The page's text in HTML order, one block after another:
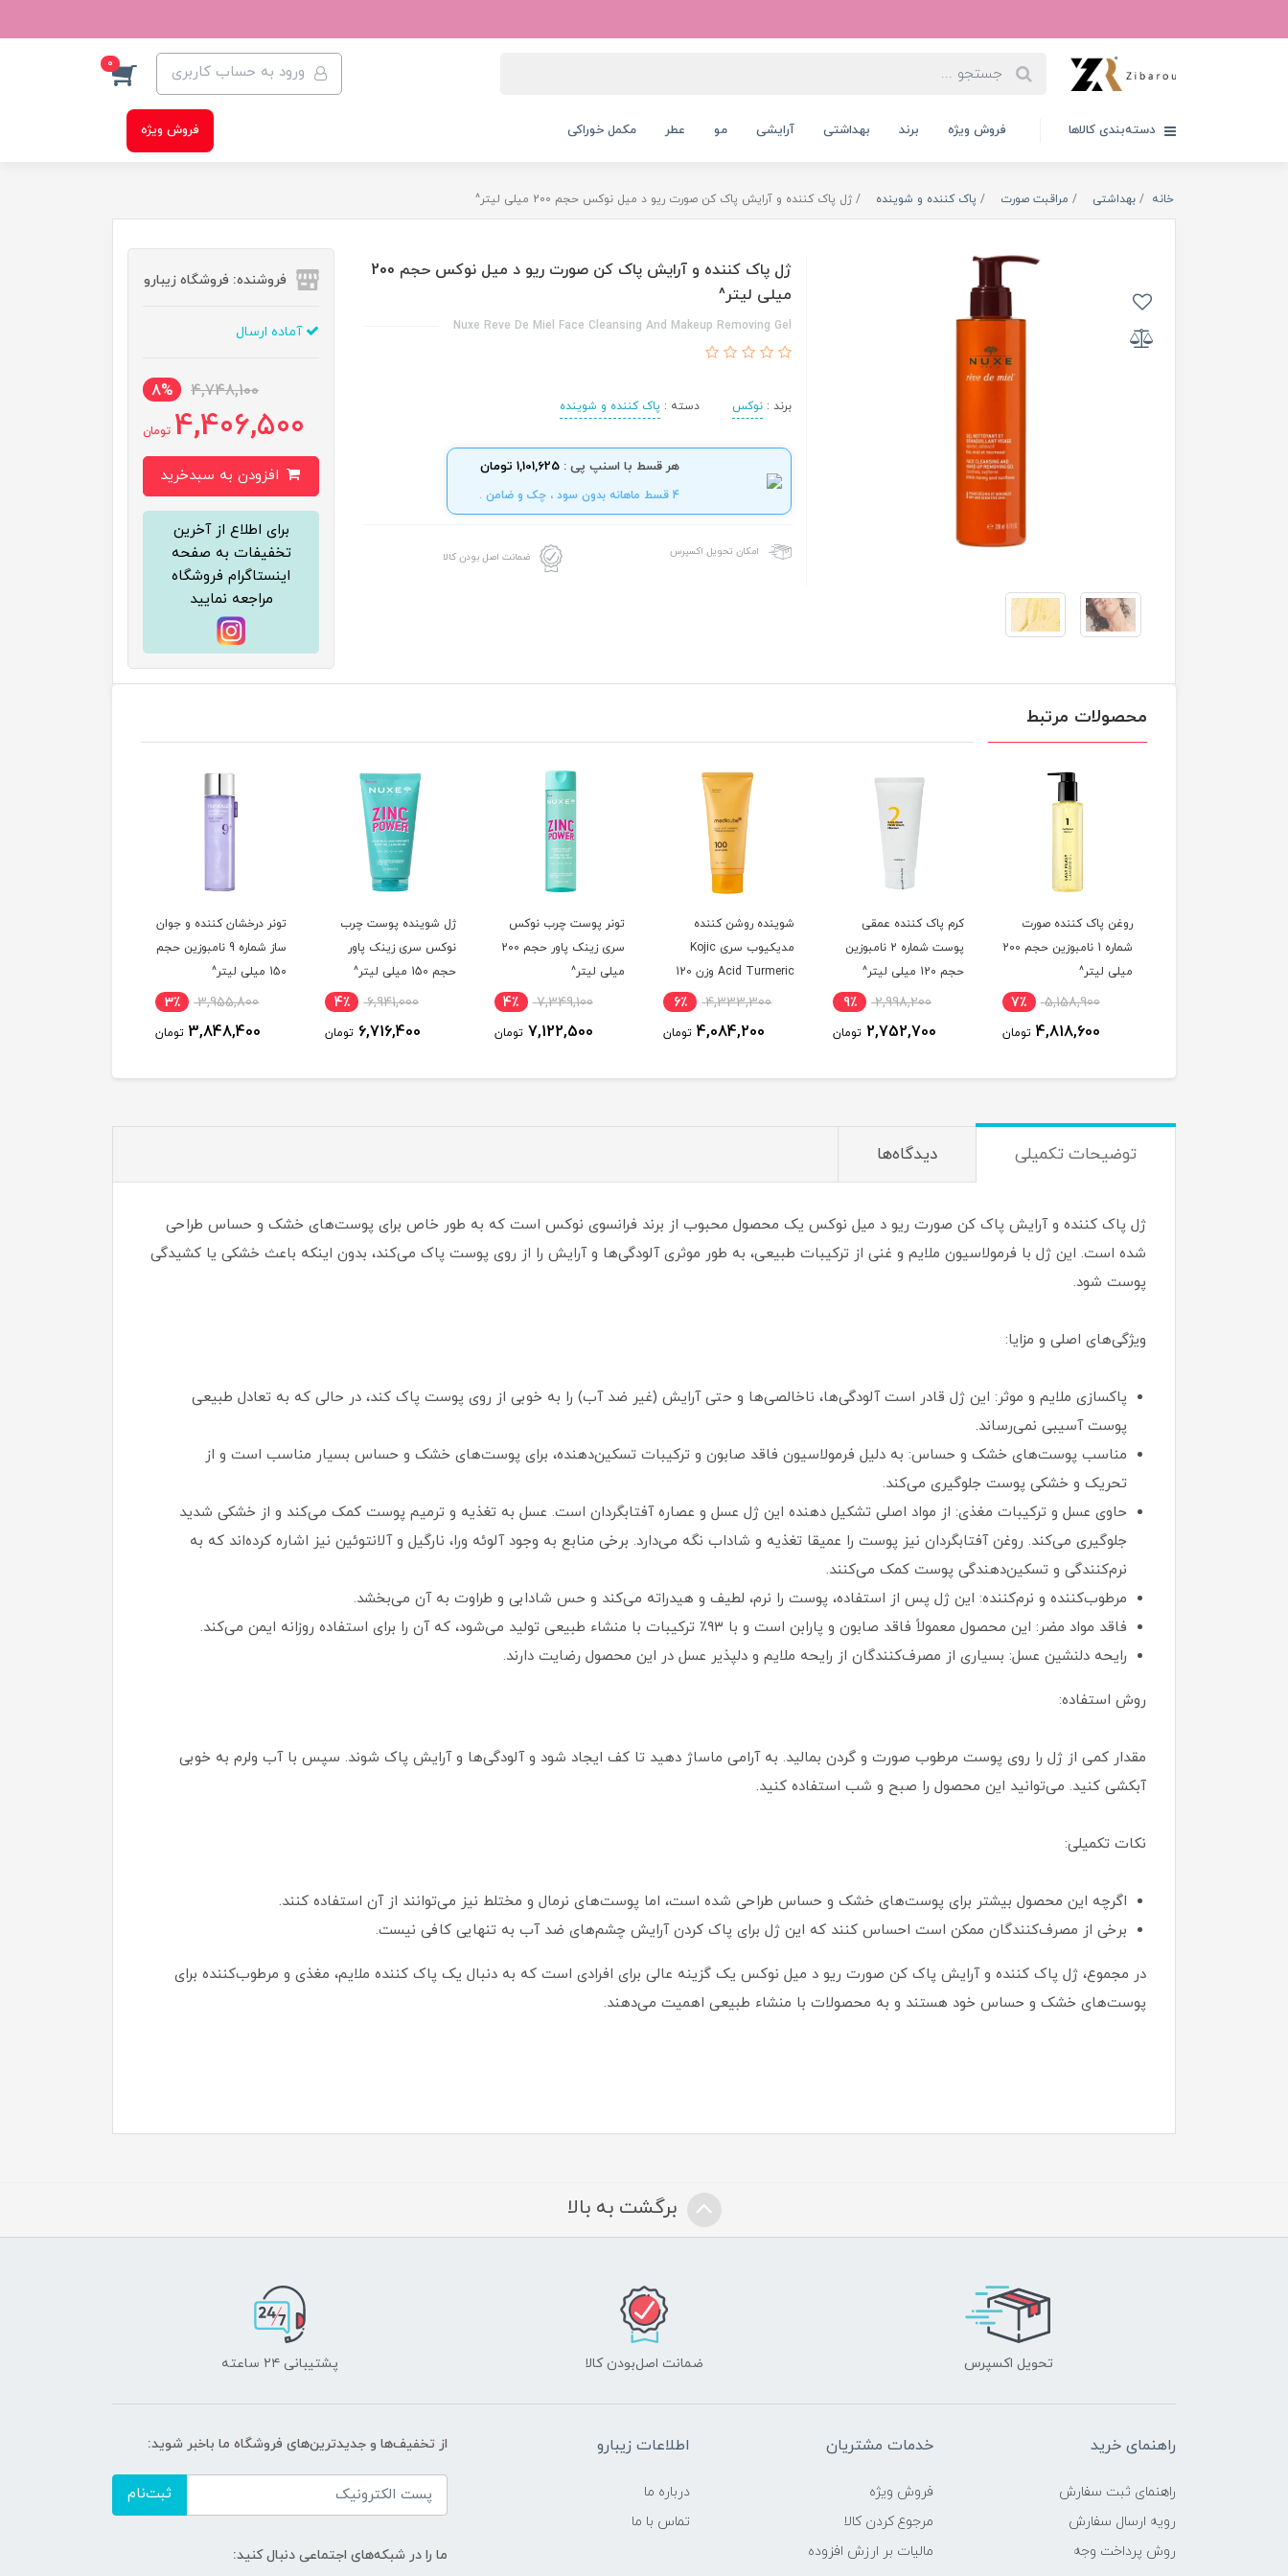
ورود به حساب کاربری 0
دسته‌بندی کالاها فروش ویژه برند بهداشتی آرایشی مو عطر مکمل خوراکی فروش ویژه
خانه بهداشتی مراقبت صورت پاک کننده و شوینده ژل پاک کننده و آرایش پاک کن صورت ریو د میل نوکس حجم 200 میلی لیتر^
ژل پاک کننده و آرایش پاک کن صورت ریو د میل نوکس حجم 200
میلی لیتر^
Nuxe Reve De Miel Face Cleansing And Makeup Removing Gel
برند :نوکس دسته : پاک کننده و شوینده
هر قسط با اسنپ پی : 1,101,625 تومان
4 قسط ماهانه بدون سود ، چک و ضامن .
امکان تحویل اکسپرس ضمانت اصل بودن کالا
فروشنده: فروشگاه زیبارو
آماده ارسال
4,748,100
8%
4,406,500 تومان
برای اطلاع از آخرین
تخفیفات به صفحه
اینستاگرام فروشگاه
مراجعه نمایید
محصولات مرتبط
روغن پاک کننده صورت
شماره 1 نامبوزین حجم 200
میلی لیتر^
5,158,900 7٪
4,818,600 تومان
کرم پاک کننده عمقی
پوست شماره 2 نامبوزین
حجم 120 میلی لیتر^
2,998,200 9٪
2,752,700 تومان
شوینده روشن کننده
مدیکیوب سری Kojic
Acid Turmeric وزن 120
4,333,300 6٪
4,084,200 تومان
تونر پوست چرب نوکس
سری زینک پاور حجم 200
میلی لیتر^
7,349,100 4٪
7,122,500 تومان
ژل شوینده پوست چرب
نوکس سری زینک پاور
حجم 150 میلی لیتر^
6,941,000 4٪
6,716,400 تومان
تونر درخشان کننده و جوان
ساز شماره 9 نامبوزین حجم
150 میلی لیتر^
3,955,800 3٪
3,848,400 تومان
توضیحات تکمیلی دیدگاه‌ها
ژل پاک کننده و آرایش پاک کن صورت ریو د میل نوکس یک محصول محبوب از برند فرانسوی نوکس است که به طور خاص برای پوست‌های خشک و حساس طراحی
شده است. این ژل با فرمولاسیون ملایم و غنی از ترکیبات طبیعی، به طور موثری آلودگی‌ها و آرایش را از روی پوست پاک می‌کند، بدون اینکه باعث خشکی یا کشیدگی
پوست شود.
ویژگی‌های اصلی و مزایا:
پاکسازی ملایم و موثر: این ژل قادر است آلودگی‌ها، ناخالصی‌ها و حتی آرایش (غیر ضد آب) را به خوبی از روی پوست پاک کند، در حالی که به تعادل طبیعی
پوست آسیبی نمی‌رساند.
مناسب پوست‌های خشک و حساس: به دلیل فرمولاسیون فاقد صابون و ترکیبات تسکین‌دهنده، برای پوست‌های خشک و حساس بسیار مناسب است و از
تحریک و خشکی پوست جلوگیری می‌کند.
حاوی عسل و ترکیبات مغذی: از مواد اصلی تشکیل دهنده این ژل عسل و عصاره آفتابگردان است. عسل به تغذیه و ترمیم پوست کمک می‌کند و از خشکی شدید
جلوگیری می‌کند. روغن آفتابگردان نیز پوست را عمیقا تغذیه و شاداب نگه می‌دارد. برخی منابع به وجود آلوئه ورا، نارگیل و آلانتوئین نیز اشاره کرده‌اند که به
نرم‌کنندگی و تسکین‌دهندگی پوست کمک می‌کنند.
مرطوب‌کننده و نرم‌کننده: این ژل پس از استفاده، پوست را نرم، لطیف و هیدراته می‌کند و حس شادابی و طراوت به آن می‌بخشد.
فاقد مواد مضر: این محصول معمولاً فاقد صابون و پارابن است و با ۹۳٪ ترکیبات با منشاء طبیعی تولید می‌شود، که آن را برای استفاده روزانه ایمن می‌کند.
رایحه دلنشین عسل: بسیاری از مصرف‌کنندگان از رایحه ملایم و دلپذیر عسل در این محصول رضایت دارند.
روش استفاده:
مقدار کمی از ژل را روی پوست مرطوب صورت و گردن بمالید. به آرامی ماساژ دهید تا کف ایجاد شود و آلودگی‌ها و آرایش پاک شوند. سپس با آب ولرم به خوبی
آبکشی کنید. می‌توانید این محصول را صبح و شب استفاده کنید.
نکات تکمیلی:
اگرچه این محصول بیشتر برای پوست‌های خشک و حساس طراحی شده است، اما پوست‌های نرمال و مختلط نیز می‌توانند از آن استفاده کنند.
برخی از مصرف‌کنندگان ممکن است احساس کنند که این ژل برای پاک کردن آرایش چشم‌های ضد آب به تنهایی کافی نیست.
در مجموع، ژل پاک کننده و آرایش پاک کن صورت ریو د میل نوکس یک گزینه عالی برای افرادی است که به دنبال یک پاک کننده ملایم، مغذی و مرطوب‌کننده برای
پوست‌های خشک و حساس خود هستند و به محصولات با منشاء طبیعی اهمیت می‌دهند.
برگشت به بالا
تحویل اکسپرس ضمانت اصل‌بودن کالا پشتیبانی ۲۴ ساعته
راهنمای خرید
راهنمای ثبت سفارش
رویه ارسال سفارش
روش پرداخت وجه
خدمات مشتریان
فروش ویژه
مرجوع کردن کالا
مالیات بر ارزش افزوده
اطلاعات زیبارو
درباره ما
تماس با ما
از تخفیف‌ها و جدیدترین‌های فروشگاه ما باخبر شوید:
ثبت‌نام
ما را در شبکه‌های اجتماعی دنبال کنید: